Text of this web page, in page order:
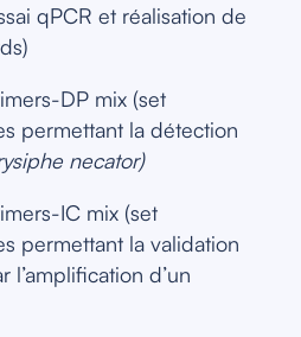
qPCR et réalisation de
DP mix (set
permettant la détection
necator)
IC mix (set
permettant la validation
l’amplification d’un